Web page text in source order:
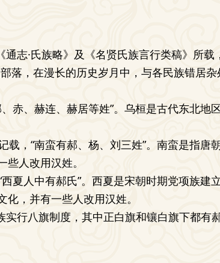
志·氏族略》及《名贤氏族言行类稿》所载，
落，在漫长的历史岁月中，与各民族错居
赤、赫连、赫居等姓”。乌桓是古代东北地
，“南蛮有郝、杨、刘三姓”。南蛮是指唐
人改用汉姓。
夏人中有郝氏”。西夏是宋朝时期党项族建
，并有一些人改用汉姓。
行八旗制度，其中正白旗和镶白旗下都有